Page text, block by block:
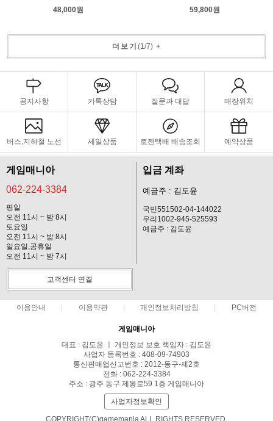
48,000원
59,800원
더보기 (1 /7)+
공지사항 카톡상담 질문과 대답 매장위치
버스,지하철 노선 세일상품 로젠택배 배송조회 예약상품
게임매니아
062-224-3384
평일
오전 11시 ~ 밤 8시
토요일
오전 11시 ~ 밤 8시
일요일,공휴일
오전 11시 ~ 밤 7시
입금 계좌
예금주 : 김도윤
국민551502-04-144022
우리1002-945-525593
예금주 : 김도윤
고객센터 연결
이용안내 이용약관 개인정보처리방침 PC버전
게임매니아
대표 : 김도윤 ㅣ 개인정보 보호 책임자 : 김도윤
사업자 등록번호 : 408-09-74903
통신판매업신고번호 : 2012-동구-제2호
전화 : 062-224-3384
주소 : 광주 동구 제봉로59 1층 게임매니아
사업자정보확인
COPYRIGHT(C)gamemania ALL RIGHTS RESERVED.